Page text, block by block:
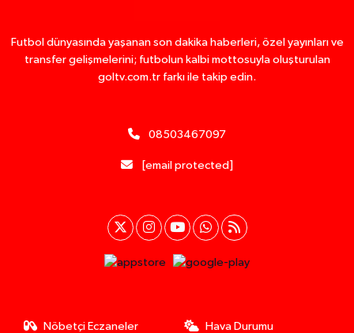
Futbol dünyasında yaşanan son dakika haberleri, özel yayınları ve
transfer gelişmelerini; futbolun kalbi mottosuyla oluşturulan
goltv.com.tr farkı ile takip edin.
08503467097
[email protected]
Nöbetçi Eczaneler Hava Durumu